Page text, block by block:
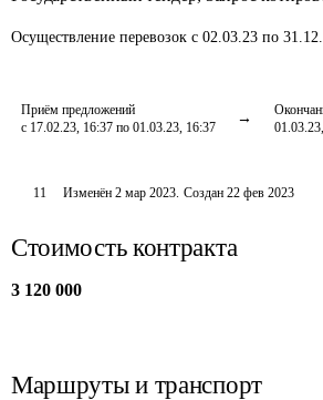
Осуществление перевозок с 02.03.23 по
Приём предложений
с 17.02.23, 16:37 по 01.03.23, 16:37
11 Изменён2 мар 2023. Создан 22 фев 2023
Стоимость контракта
3 120 000
Маршруты и транспорт